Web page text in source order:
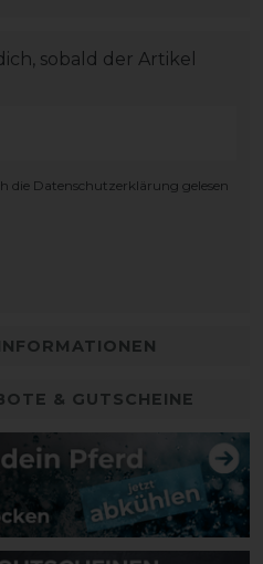
sobald der Artikel
die Daten­schutz­erklärung gelesen
& GUTSCHEINE